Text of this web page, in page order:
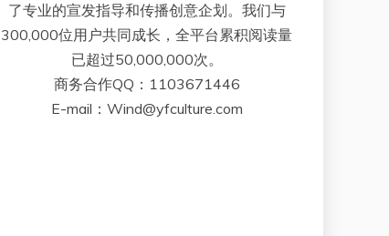
了专业的宣发指导和传播创意企划。我们与
300,000位用户共同成长，全平台累积阅读量
已超过50,000,000次。
商务合作QQ：1103671446
E-mail：Wind@yfculture.com